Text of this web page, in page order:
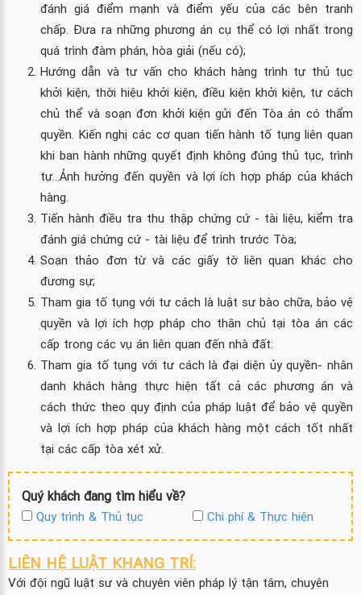
đánh giá điểm mạnh và điểm yếu của các bên tranh
chấp. Đưa ra những phương án cụ thể có lợi nhất trong
quá trình đàm phán, hòa giải (nếu có);
Hướng dẫn và tư vấn cho khách hàng trình tự thủ tục
khởi kiện, thời hiệu khởi kiện, điều kiện khởi kiện, tư cách
chủ thể và soạn đơn khởi kiện gửi đến Tòa án có thẩm
quyền. Kiến nghị các cơ quan tiến hành tố tụng liên quan
khi ban hành những quyết định không đúng thủ tục, trình
tự…Ảnh hưởng đến quyền và lợi ích hợp pháp của khách
hàng.
Tiến hành điều tra thu thập chứng cứ - tài liệu, kiểm tra
đánh giá chứng cứ - tài liệu để trình trước Tòa;
Soạn thảo đơn từ và các giấy tờ liên quan khác cho
đương sự;
Tham gia tố tụng với tư cách là luật sư bào chữa, bảo vệ
quyền và lợi ích hợp pháp cho thân chủ tại tòa án các
cấp trong các vụ án liên quan đến nhà đất:
Tham gia tố tụng với tư cách là đại diện ủy quyền- nhân
danh khách hàng thực hiện tất cả các phương án và
cách thức theo quy định của pháp luật để bảo vệ quyền
và lợi ích hợp pháp của khách hàng một cách tốt nhất
tại các cấp tòa xét xử.
Quý khách đang tìm hiểu về?
Quy trình & Thủ tục Chi phí & Thực hiện
LIÊN HỆ LUẬT KHANG TRÍ:
Với đội ngũ luật sư và chuyên viên pháp lý tận tâm, chuyên